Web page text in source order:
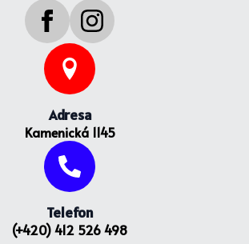
Adresa
Kamenická 1145
Telefon
(+420) 412 526 498